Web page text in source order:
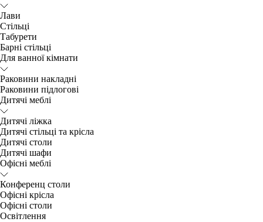
Лави
Стільці
Табурети
Барні стільці
Для ванної кімнати
Раковини накладні
Раковини підлогові
Дитячі меблі
Дитячі ліжка
Дитячі стільці та крісла
Дитячі столи
Дитячі шафи
Офісні меблі
Конференц столи
Офісні крісла
Офісні столи
Освітлення